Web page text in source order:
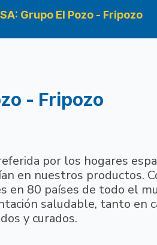
Grupo El Pozo - Fripozo
- Fripozo
por los hogares
en nuestros productos.
en 80 países de todo el
saludable, tanto en
y curados.